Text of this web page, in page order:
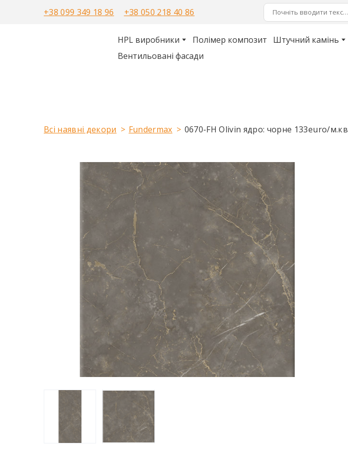
+38 099 349 18 96 +38 050 218 40 86
HPL виробники Полімер композит Штучний камінь
Вентильовані фасади
Всі наявні декори Fundermax 0670-FH Olivin ядро: чорне 133euro/м.кв